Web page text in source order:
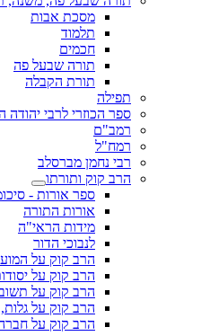
מסכת אבות
תלמוד
חכמים
תורה שבעל פה
תורת הקבלה
תפילה
ספר הכוזרי לרבי יהודה
רמב"ם
רמח"ל
רבי נחמן מברסלב
הרב קוק ותורתו
ספר אורות -
אורות התורה
מידות הראי"ה
לנבוכי הדור
הרב קוק על
הרב קוק על
הרב קוק על
הרב קוק על
הרב קוק על